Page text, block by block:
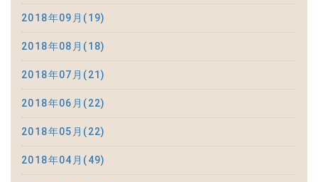
2018年09月(19)
2018年08月(18)
2018年07月(21)
2018年06月(22)
2018年05月(22)
2018年04月(49)